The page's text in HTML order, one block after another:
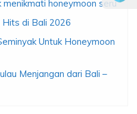
menikmati honeymoon seru
di Bali 2026
Untuk Honeymoon
Menjangan dari Bali –